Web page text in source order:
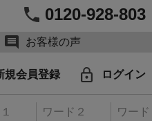
0120-928-803
お客様の声
規会員登録 ログイン